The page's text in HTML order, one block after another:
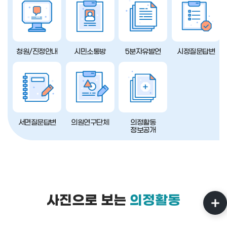
청원/진정안내 시민소통방 5분자유발언 시정질문답변
서면질문답변 의원연구단체
의정활동
정보공개
사진으로 보는 의정활동